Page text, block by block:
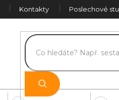
Kontakty Poslechové